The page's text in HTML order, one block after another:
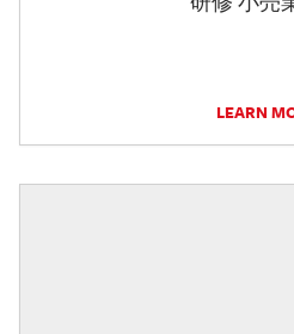
LEARN